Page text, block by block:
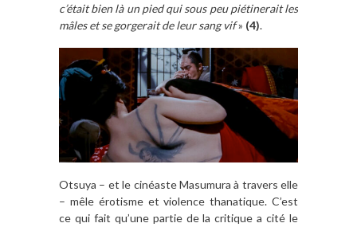
c’était bien là un pied qui sous peu piétinerait les
mâles et se gorgerait de leur sang vif» (4).
Otsuya – et le cinéaste Masumura à travers elle
– mêle érotisme et violence thanatique. C’est
ce qui fait qu’une partie de la critique a cité le